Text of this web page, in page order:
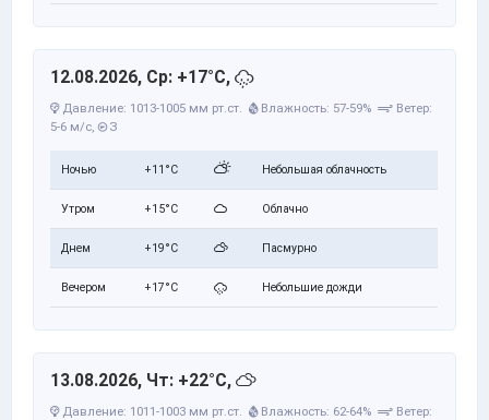
12.08.2026, Ср: +17°C,
Давление: 1013-1005 мм рт.ст. Влажность: 57-59%
Ветер:
5-6 м/с, З
Ночью +11°C Небольшая облачность
Утром +15°C Облачно
Днем +19°C Пасмурно
Вечером +17°C Небольшие дожди
13.08.2026, Чт: +22°C,
Давление: 1011-1003 мм рт.ст. Влажность: 62-64%
Ветер: